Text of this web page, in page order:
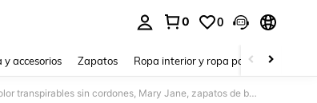
0 0
y accesorios Zapatos Ropa interior y ropa para dormir
Zapatos planos de mujer de moda para otoño/invierno, zapatos planos de malla de unicolor transpirables sin cordones, Mary Jane, zapatos de ballet, zapatos de verano